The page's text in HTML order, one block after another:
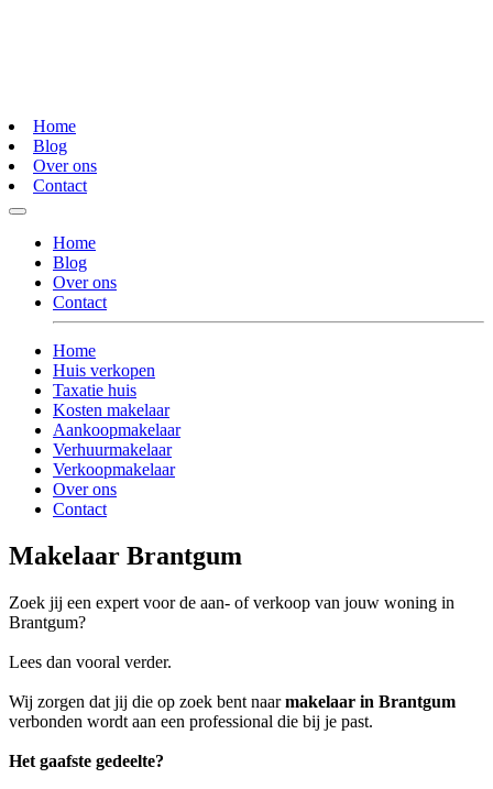
Home
Blog
Over ons
Contact
Home
Blog
Over ons
Contact
Home
Huis verkopen
Taxatie huis
Kosten makelaar
Aankoopmakelaar
Verhuurmakelaar
Verkoopmakelaar
Over ons
Contact
Makelaar Brantgum
Zoek jij een expert voor de aan- of verkoop van jouw woning in
Brantgum?
Lees dan vooral verder.
Wij zorgen dat jij die op zoek bent naarmakelaar in Brantgum
verbonden wordt aan een professional die bij je past.
Het gaafste gedeelte?